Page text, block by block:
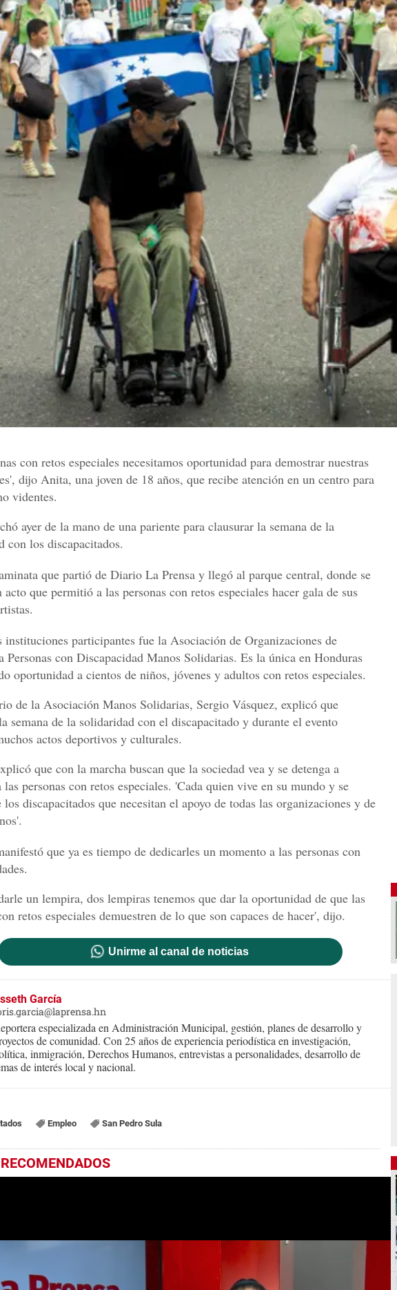
con retos especiales necesitamos oportunidad para demostrar nuestras
dijo Anita, una joven de 18 años, que recibe atención en un centro para
videntes.
ayer de la mano de una pariente para clausurar la semana de la
con los discapacitados.
que partió de Diario La Prensa y llegó al parque central, donde se
acto que permitió a las personas con retos especiales hacer gala de sus
instituciones participantes fue la Asociación de Organizaciones de
Personas con Discapacidad Manos Solidarias. Es la única en Honduras
oportunidad a cientos de niños, jóvenes y adultos con retos especiales.
de la Asociación Manos Solidarias, Sergio Vásquez, explicó que
semana de la solidaridad con el discapacitado y durante el evento
actos deportivos y culturales.
que con la marcha buscan que la sociedad vea y se detenga a
las personas con retos especiales. 'Cada quien vive en su mundo y se
discapacitados que necesitan el apoyo de todas las organizaciones y de
que ya es tiempo de dedicarles un momento a las personas con
un lempira, dos lempiras tenemos que dar la oportunidad de que las
retos especiales demuestren de lo que son capaces de hacer', dijo.
Unirme al canal de noticias
García
especializada en Administración Municipal, gestión, planes de desarrollo y
de comunidad. Con 25 años de experiencia periodística en investigación,
inmigración, Derechos Humanos, entrevistas a personalidades, desarrollo de
de interés local y nacional.
Empleo San Pedro Sula